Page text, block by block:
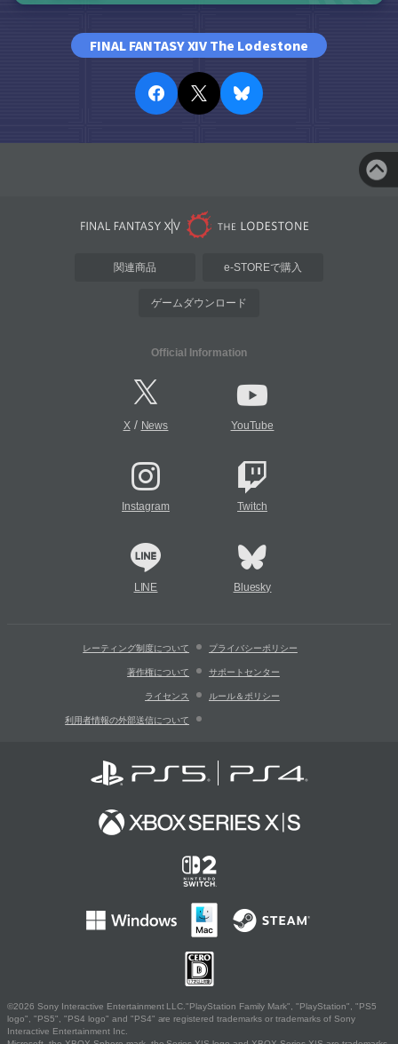
FINAL FANTASY XIV The Lodestone
関連商品 e-STOREで購入
ゲームダウンロード
Official Information
X/ News YouTube
Instagram Twitch
LINE Bluesky
レーティング制度について プライバシーポリシー
著作権について サポートセンター
ライセンス ルール＆ポリシー
利用者情報の外部送信について
©2026 Sony Interactive Entertainment LLC."PlayStation Family Mark", "PlayStation", "PS5
logo", "PS5", "PS4 logo" and "PS4" are registered trademarks or trademarks of Sony
Interactive Entertainment Inc.